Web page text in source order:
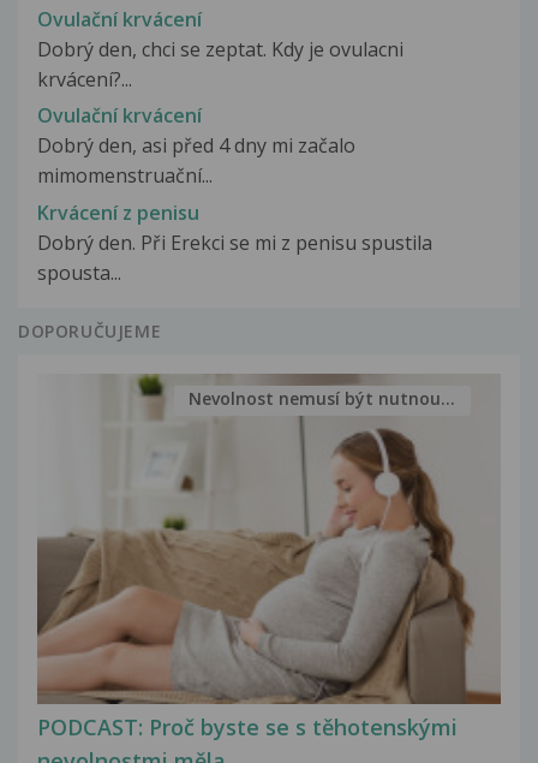
Ovulační krvácení
Dobrý den, chci se zeptat. Kdy je ovulacni
krvácení?...
Ovulační krvácení
Dobrý den, asi před 4 dny mi začalo
mimomenstruační...
Krvácení z penisu
Dobrý den. Při Erekci se mi z penisu spustila
spousta...
DOPORUČUJEME
PODCAST: Proč byste se s těhotenskými
Nevolnost nemusí být nutnou...